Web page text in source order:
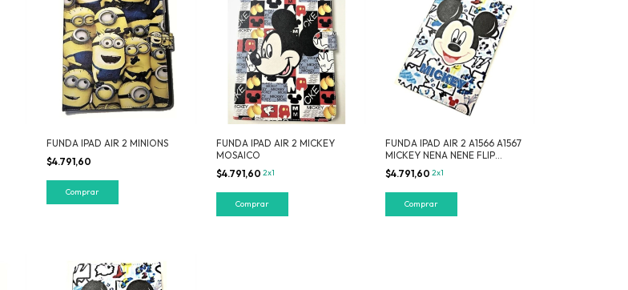
FUNDA IPAD AIR 2 MINIONS
$4.791,60
FUNDA IPAD AIR 2 MICKEY
MOSAICO
$4.791,60 2x1
FUNDA IPAD AIR 2 A1566 A1567
MICKEY NENA NENE FLIP
COVER
$4.791,60 2x1